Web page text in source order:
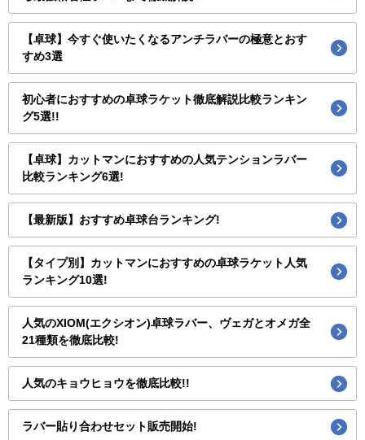
【卓球】今すぐ使いたくなるアンチラバーの極意とおす
すめ3選
初心者におすすめの卓球ラケット徹底解説比較ランキン
グ5選!!
【卓球】カットマンにおすすめの人気テンションラバー
比較ランキング6選!
【最新版】おすすめ卓球台ランキング!
【タイプ別】カットマンにおすすめの卓球ラケット人気
ランキング10選!
人気のXIOM(エクシオン)卓球ラバー、ヴェガとオメガ全
21種類を徹底比較!
人気のキョウヒョウを徹底比較!!
ラバー貼り合わせセット販売開始!